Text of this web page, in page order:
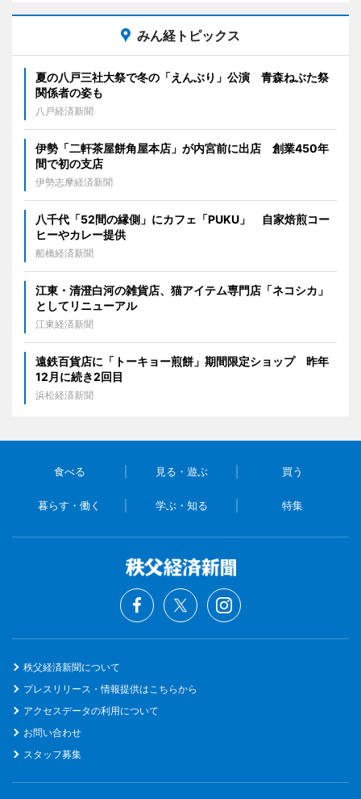
みん経トピックス
夏の八戸三社大祭で冬の「えんぶり」公演 青森ねぶた祭
関係者の姿も
八戸経済新聞
伊勢「二軒茶屋餅角屋本店」が内宮前に出店 創業450年
間で初の支店
伊勢志摩経済新聞
八千代「52間の縁側」にカフェ「PUKU」 自家焙煎コー
ヒーやカレー提供
船橋経済新聞
江東・清澄白河の雑貨店、猫アイテム専門店「ネコシカ」
としてリニューアル
江東経済新聞
遠鉄百貨店に「トーキョー煎餅」期間限定ショップ 昨年
12月に続き2回目
浜松経済新聞
食べる 見る・遊ぶ 買う
暮らす・働く 学ぶ・知る 特集
秩父経済新聞について
プレスリリース・情報提供はこちらから
アクセスデータの利用について
お問い合わせ
スタッフ募集